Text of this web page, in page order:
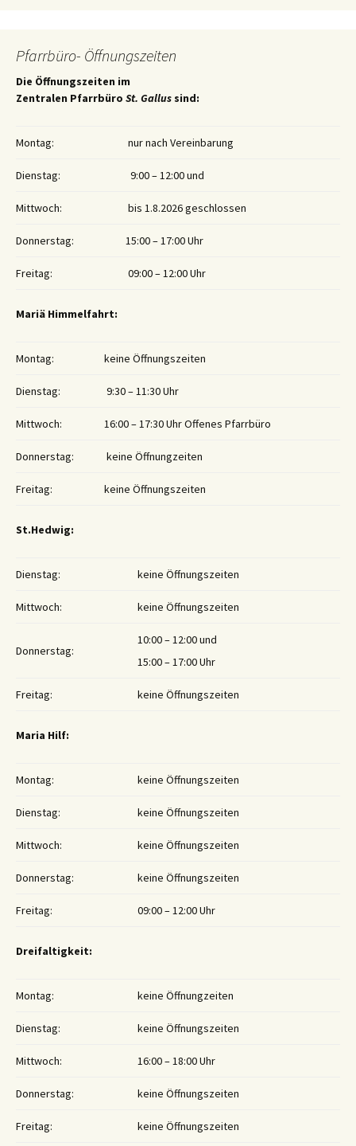
Pfarrbüro- Öffnungszeiten
Die Öffnungszeiten im
Zentralen Pfarrbüro St. Gallus sind:
Montag: nur nach Vereinbarung
Dienstag: 9:00 – 12:00 und
Mittwoch: bis 1.8.2026 geschlossen
Donnerstag: 15:00 – 17:00 Uhr
Freitag: 09:00 – 12:00 Uhr
Mariä Himmelfahrt:
Montag: keine Öffnungszeiten
Dienstag: 9:30 – 11:30 Uhr
Mittwoch: 16:00 – 17:30 Uhr Offenes Pfarrbüro
Donnerstag: keine Öffnungzeiten
Freitag: keine Öffnungszeiten
St.Hedwig:
Dienstag: keine Öffnungszeiten
Mittwoch: keine Öffnungszeiten
Donnerstag:
10:00 – 12:00 und
15:00 – 17:00 Uhr
Freitag: keine Öffnungszeiten
Maria Hilf:
Montag: keine Öffnungszeiten
Dienstag: keine Öffnungszeiten
Mittwoch: keine Öffnungszeiten
Donnerstag: keine Öffnungszeiten
Freitag: 09:00 – 12:00 Uhr
Dreifaltigkeit:
Montag: keine Öffnungzeiten
Dienstag: keine Öffnungszeiten
Mittwoch: 16:00 – 18:00 Uhr
Donnerstag: keine Öffnungszeiten
Freitag: keine Öffnungszeiten